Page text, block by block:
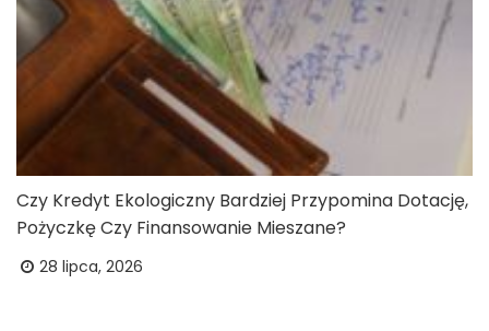
Czy Kredyt Ekologiczny Bardziej Przypomina Dotację,
Pożyczkę Czy Finansowanie Mieszane?
28 lipca, 2026